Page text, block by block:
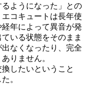
るようになった」との
コキュートは長年使
年によって異音が発
いる状態をそのまま
なくなったり、完全
りません。
したいということ
。